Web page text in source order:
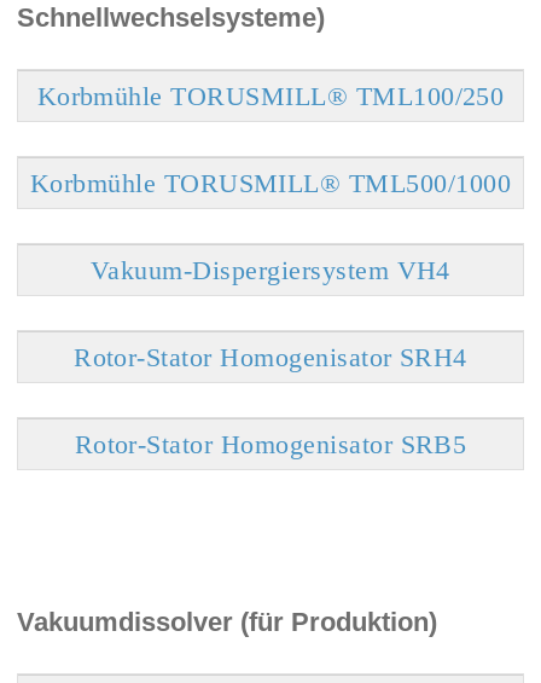
Schnellwechselsysteme)
Korbmühle TORUSMILL® TML100/250
Korbmühle TORUSMILL® TML500/1000
Vakuum-Dispergiersystem VH4
Rotor-Stator Homogenisator SRH4
Rotor-Stator Homogenisator SRB5
Vakuumdissolver (für Produktion)